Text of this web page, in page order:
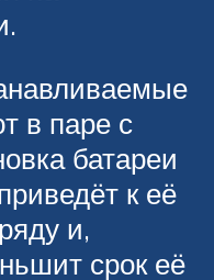
в паре с
батареи
к её
и,
срок её